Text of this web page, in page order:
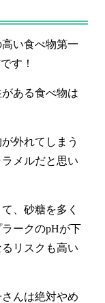
い食べ物第一
す！
ある食べ物は
外れてしまう
メルだと思い
、砂糖を多く
ークのpHが下
リスクも高い
んは絶対やめ